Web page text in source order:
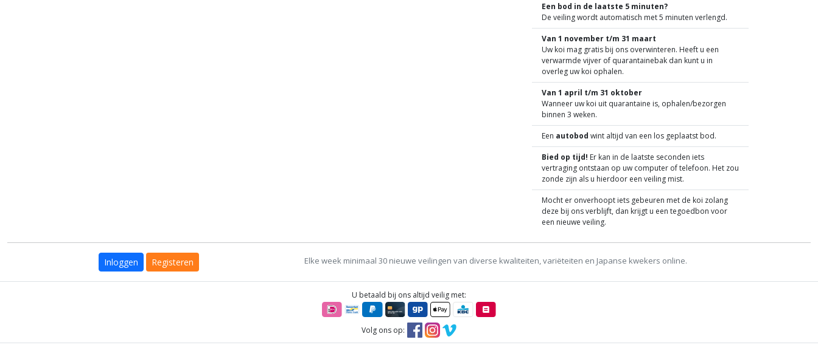
Een bod in de laatste 5 minuten?
De veiling wordt automatisch met 5 minuten verlengd.
Van 1 november t/m 31 maart
Uw koi mag gratis bij ons overwinteren. Heeft u een
verwarmde vijver of quarantainebak dan kunt u in
overleg uw koi ophalen.
Van 1 april t/m 31 oktober
Wanneer uw koi uit quarantaine is, ophalen/bezorgen
binnen 3 weken.
Een autobod wint altijd van een los geplaatst bod.
Bied op tijd! Er kan in de laatste seconden iets
vertraging ontstaan op uw computer of telefoon. Het zou
zonde zijn als u hierdoor een veiling mist.
Mocht er onverhoopt iets gebeuren met de koi zolang
deze bij ons verblijft, dan krijgt u een tegoedbon voor
een nieuwe veiling.
Inloggen Registeren Elke week minimaal 30 nieuwe veilingen van diverse kwaliteiten, variëteiten en Japanse kwekers online.
U betaald bij ons altijd veilig met:
Volg ons op: